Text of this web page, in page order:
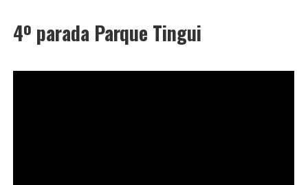
4º parada Parque Tingui